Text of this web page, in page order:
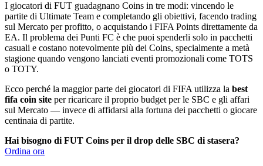
I giocatori di FUT guadagnano Coins in tre modi: vincendo le
partite di Ultimate Team e completando gli obiettivi, facendo trading
sul Mercato per profitto, o acquistando i FIFA Points direttamente da
EA. Il problema dei Punti FC è che puoi spenderli solo in pacchetti
casuali e costano notevolmente più dei Coins, specialmente a metà
stagione quando vengono lanciati eventi promozionali come TOTS
o TOTY.
Ecco perché la maggior parte dei giocatori di FIFA utilizza la best
fifa coin site per ricaricare il proprio budget per le SBC e gli affari
sul Mercato — invece di affidarsi alla fortuna dei pacchetti o giocare
centinaia di partite.
Hai bisogno di FUT Coins per il drop delle SBC di stasera?
Ordina ora